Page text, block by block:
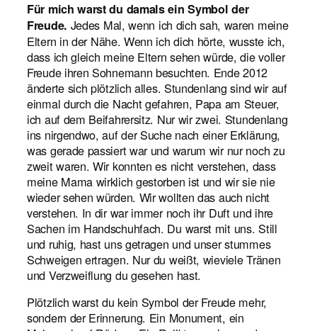
Für mich warst du damals ein Symbol der
Freude. Jedes Mal, wenn ich dich sah, waren meine
Eltern in der Nähe. Wenn ich dich hörte, wusste ich,
dass ich gleich meine Eltern sehen würde, die voller
Freude ihren Sohnemann besuchten. Ende 2012
änderte sich plötzlich alles. Stundenlang sind wir auf
einmal durch die Nacht gefahren, Papa am Steuer,
ich auf dem Beifahrersitz. Nur wir zwei. Stundenlang
ins nirgendwo, auf der Suche nach einer Erklärung,
was gerade passiert war und warum wir nur noch zu
zweit waren. Wir konnten es nicht verstehen, dass
meine Mama wirklich gestorben ist und wir sie nie
wieder sehen würden. Wir wollten das auch nicht
verstehen. In dir war immer noch ihr Duft und ihre
Sachen im Handschuhfach. Du warst mit uns. Still
und ruhig, hast uns getragen und unser stummes
Schweigen ertragen. Nur du weißt, wieviele Tränen
und Verzweiflung du gesehen hast.
Plötzlich warst du kein Symbol der Freude mehr,
sondern der Erinnerung. Ein Monument, ein